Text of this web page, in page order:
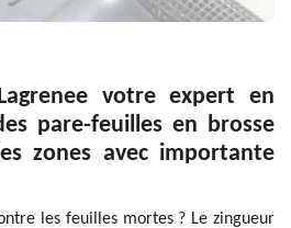
votre expert en
pare-feuilles en brosse
zones avec importante
les feuilles mortes ? Le zingueur